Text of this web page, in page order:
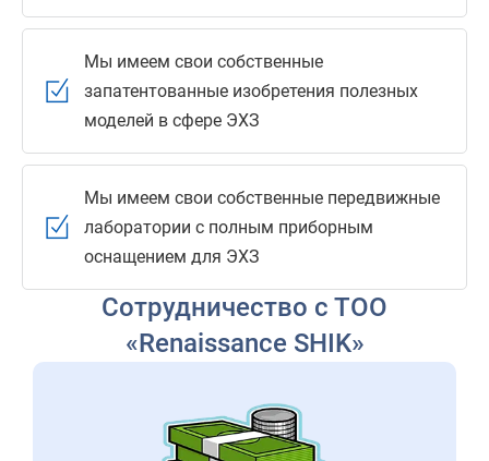
Мы имеем свои собственные
запатентованные изобретения полезных
моделей в сфере ЭХЗ
Мы имеем свои собственные передвижные
лаборатории с полным приборным
оснащением для ЭХЗ
Сотрудничество с ТОО
«Renaissance SHIK»